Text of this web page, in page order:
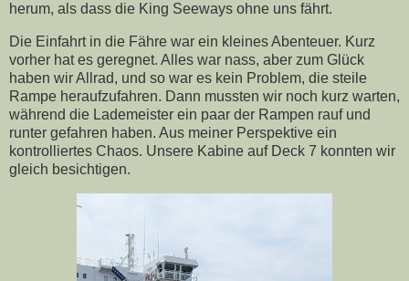
herum, als dass die King Seeways ohne uns fährt.
Die Einfahrt in die Fähre war ein kleines Abenteuer. Kurz
vorher hat es geregnet. Alles war nass, aber zum Glück
haben wir Allrad, und so war es kein Problem, die steile
Rampe heraufzufahren. Dann mussten wir noch kurz warten,
während die Lademeister ein paar der Rampen rauf und
runter gefahren haben. Aus meiner Perspektive ein
kontrolliertes Chaos. Unsere Kabine auf Deck 7 konnten wir
gleich besichtigen.